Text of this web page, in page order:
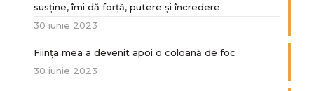
susține, îmi dă forță, putere și încredere
30 iunie 2023
Ființa mea a devenit apoi o coloană de foc
30 iunie 2023